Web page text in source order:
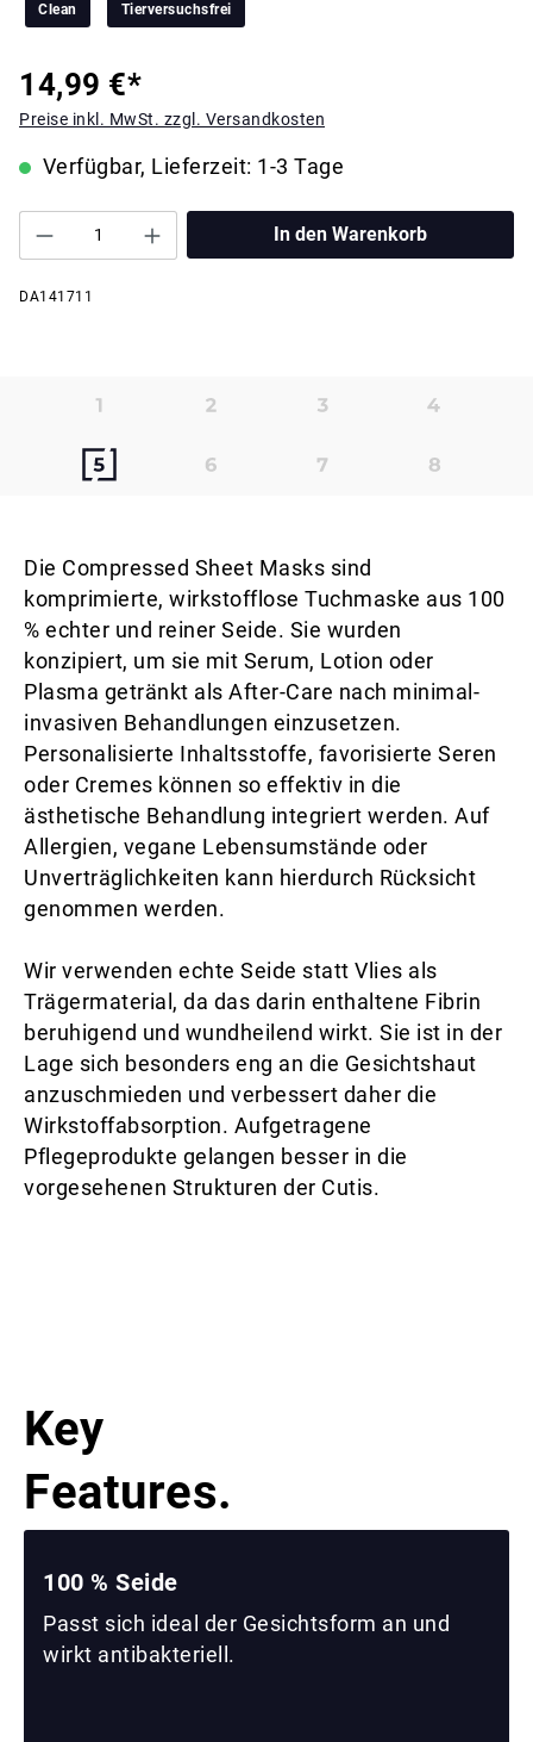
Clean Tierversuchsfrei
14,99 €*
Preise inkl. MwSt. zzgl. Versandkosten
Verfügbar, Lieferzeit: 1-3 Tage
In den Warenkorb
DA141711
Die Compressed Sheet Masks sind
komprimierte, wirkstofflose Tuchmaske aus 100
% echter und reiner Seide. Sie wurden
konzipiert, um sie mit Serum, Lotion oder
Plasma getränkt als After-Care nach minimal-
invasiven Behandlungen einzusetzen.
Personalisierte Inhaltsstoffe, favorisierte Seren
oder Cremes können so effektiv in die
ästhetische Behandlung integriert werden. Auf
Allergien, vegane Lebensumstände oder
Unverträglichkeiten kann hierdurch Rücksicht
genommen werden.
Wir verwenden echte Seide statt Vlies als
Trägermaterial, da das darin enthaltene Fibrin
beruhigend und wundheilend wirkt. Sie ist in der
Lage sich besonders eng an die Gesichtshaut
anzuschmieden und verbessert daher die
Wirkstoffabsorption. Aufgetragene
Pflegeprodukte gelangen besser in die
vorgesehenen Strukturen der Cutis.
Key
Features.
100 % Seide
Passt sich ideal der Gesichtsform an und
wirkt antibakteriell.